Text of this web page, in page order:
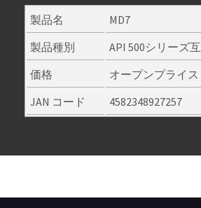
製品名
MD7
製品種別
API 500シリーズ
価格
オープンプライス
JAN コード
4582348927257